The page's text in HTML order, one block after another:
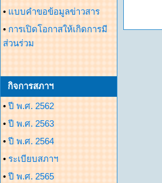
• แบบคำขอข้อมูลข่าวสาร
• การเปิดโอกาสให้เกิดการมี
ส่วนร่วม
กิจการสภาฯ
• ปี พ.ศ. 2562
• ปี พ.ศ. 2563
• ปี พ.ศ. 2564
• ระเบียบสภาฯ
• ปี พ.ศ. 2565